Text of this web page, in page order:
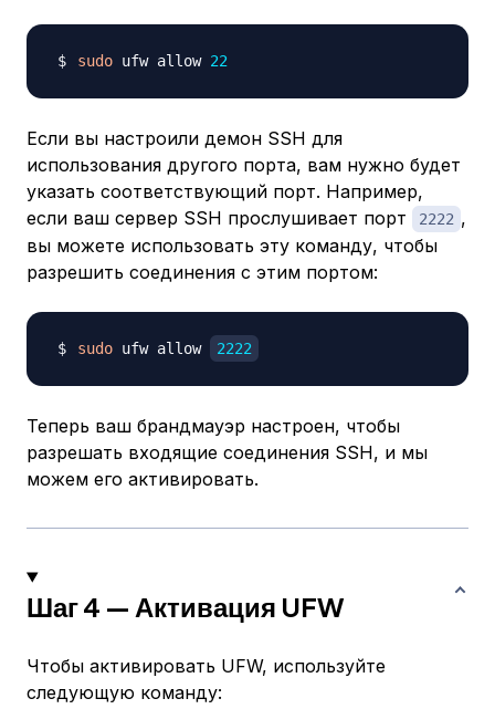
sudo ufw allow 22
Если вы настроили демон SSH для
использования другого порта, вам нужно будет
указать соответствующий порт. Например,
если ваш сервер SSH прослушивает порт
2222 ,
вы можете использовать эту команду, чтобы
разрешить соединения с этим портом:
sudo ufw allow 2222
Теперь ваш брандмауэр настроен, чтобы
разрешать входящие соединения SSH, и мы
можем его активировать.
Шаг 4 — Активация UFW
Чтобы активировать UFW, используйте
следующую команду: